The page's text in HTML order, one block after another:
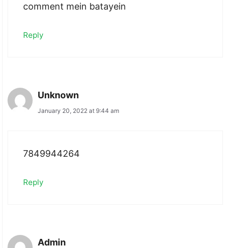
comment mein batayein
Reply
Unknown
January 20, 2022 at 9:44 am
7849944264
Reply
Admin